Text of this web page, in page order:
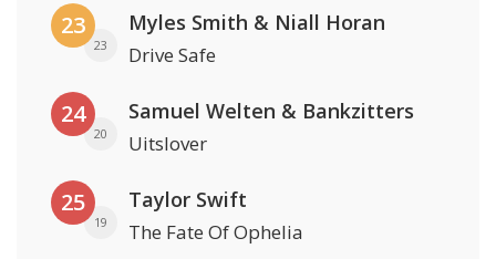
23
23
Myles Smith & Niall Horan
Drive Safe
24
20
Samuel Welten & Bankzitters
Uitslover
25
19
Taylor Swift
The Fate Of Ophelia